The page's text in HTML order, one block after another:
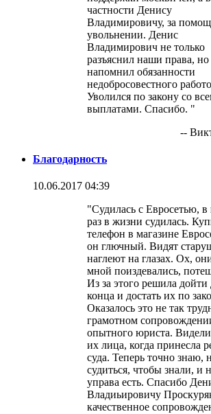
частности Денису
Владимировичу, за
увольнении. Денис
Владимирович не только
разъяснил наши права, но
напомнил обязанности
недобросовестного
Уволился по закону со
выплатами. Спасибо. "
--
Благодарность
10.06.2017 04:39
"Судилась с Евросетью,
раз в жизни судилась.
телефон в магазине
он глючный. Видят
наглеют на глазах. Ох,
мной поиздевались,
Из за этого решила дойти
конца и достать их по
Оказалось это не так
грамотном
опытного юриста.
их лица, когда принесла
суда. Теперь точно знаю,
судиться, чтобы знали, и
управа есть. Спасибо
Владиьировичу
качественное